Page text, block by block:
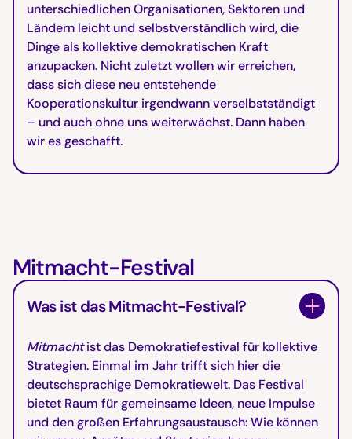
unterschiedlichen Organisationen, Sektoren und
Ländern leicht und selbstverständlich wird, die
Dinge als kollektive demokratischen Kraft
anzupacken. Nicht zuletzt wollen wir erreichen,
dass sich diese neu entstehende
Kooperationskultur irgendwann verselbstständigt
– und auch ohne uns weiterwächst. Dann haben
wir es geschafft.
Mitmacht-Festival
Was ist das Mitmacht-Festival?
Mitmachtist das Demokratiefestival für kollektive
Strategien. Einmal im Jahr trifft sich hier die
deutschsprachige Demokratiewelt. Das Festival
bietet Raum für gemeinsame Ideen, neue Impulse
und den großen Erfahrungsaustausch: Wie können